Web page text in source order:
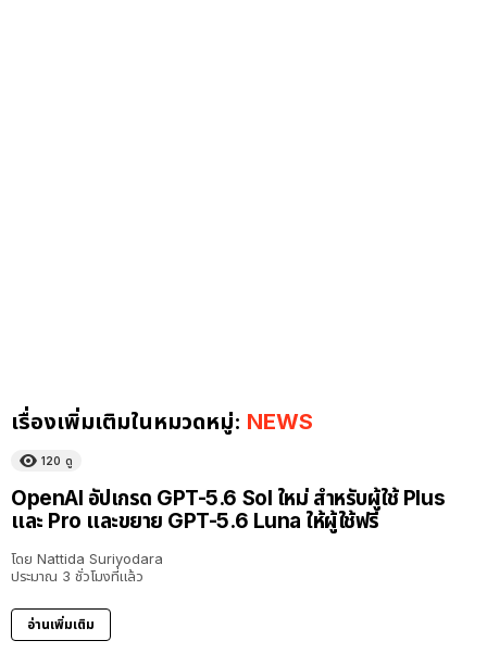
เรื่องเพิ่มเติมในหมวดหมู่: NEWS
120 ดู
OpenAI อัปเกรด GPT-5.6 Sol ใหม่ สำหรับผู้ใช้ Plus
และ Pro และขยาย GPT-5.6 Luna ให้ผู้ใช้ฟรี
โดย Nattida Suriyodara
ประมาณ 3 ชั่วโมงที่แล้ว
อ่านเพิ่มเติม